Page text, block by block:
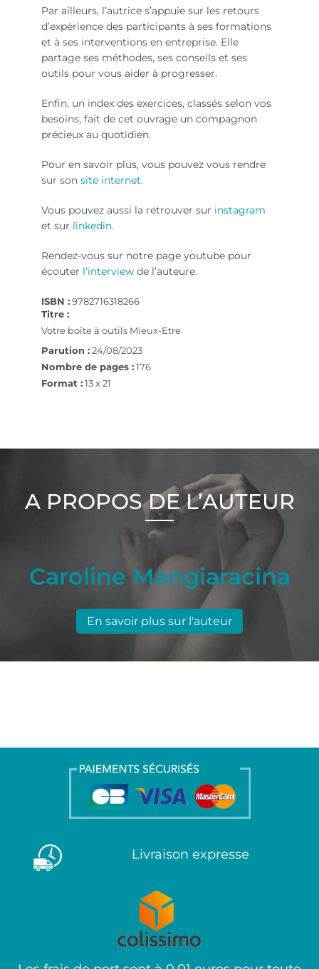
Par ailleurs, l’autrice s’appuie sur les retours
d’expérience des participants à ses formations
et à ses interventions en entreprise. Elle
partage ses méthodes, ses conseils et ses
outils pour vous aider à progresser.
Enfin, un index des exercices, classés selon vos
besoins, fait de cet ouvrage un compagnon
précieux au quotidien.
Pour en savoir plus, vous pouvez vous rendre
sur sonsite internet.
Vous pouvez aussi la retrouver sur instagram
et sur linkedin.
Rendez-vous sur notre page youtube pour
écouter l’interview de l’auteure.
ISBN :9782716318266
Titre :
Votre boîte à outils Mieux-Etre
Parution :24/08/2023
Nombre de pages :176
Format :13 x 21
A PROPOS DE L’AUTEUR
Caroline Mangiaracina
En savoir plus sur l'auteur
Livraison expresse